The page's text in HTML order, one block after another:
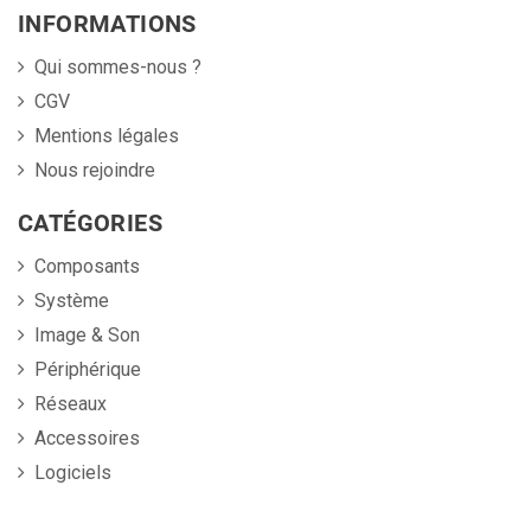
INFORMATIONS
Qui sommes-nous ?
CGV
Mentions légales
Nous rejoindre
CATÉGORIES
Composants
Système
Image & Son
Périphérique
Réseaux
Accessoires
Logiciels